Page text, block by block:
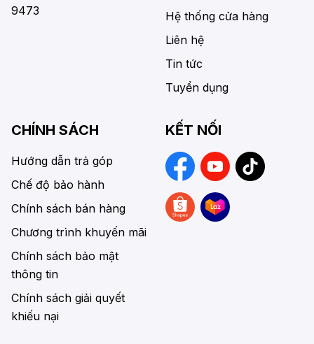
9473
Hệ thống cửa hàng
Liên hệ
Tin tức
Tuyển dụng
CHÍNH SÁCH
Hướng dẫn trả góp
Chế độ bảo hành
Chính sách bán hàng
Chương trình khuyến mãi
Chính sách bảo mật
thông tin
Chính sách giải quyết
khiếu nại
KẾT NỐI